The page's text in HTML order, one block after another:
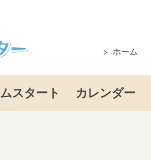
ホーム
スタート カレンダー